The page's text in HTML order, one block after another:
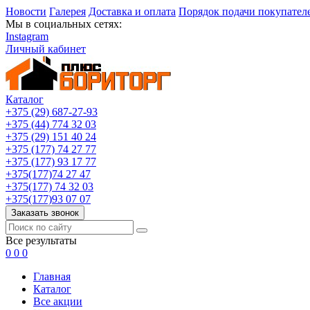
Новости Галерея Доставка и оплата Порядок подачи
Мы в социальных сетях:
Instagram
Личный кабинет
Каталог
+375 (29) 687-27-93
+375 (44) 774 32 03
+375 (29) 151 40 24
+375 (177) 74 27 77
+375 (177) 93 17 77
+375(177)74 27 47
+375(177) 74 32 03
+375(177)93 07 07
Заказать звонок
Все результаты
0 0 0
Главная
Каталог
Все акции